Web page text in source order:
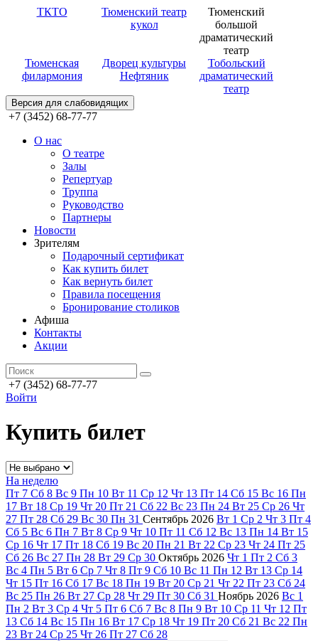
ТКТО
Тюменский театр
кукол
Тюменский
большой
драматический
театр
Тюменская
филармония
Дворец культуры
Нефтяник
Тобольский
драматический
театр
Версия для слабовидящих
+7 (3452) 68-77-77
О нас
О театре
Залы
Репертуар
Труппа
Руководство
Партнеры
Новости
Зрителям
Подарочный сертификат
Как купить билет
Как вернуть билет
Правила посещения
Бронирование столиков
Афиша
Контакты
Акции
+7 (3452) 68-77-77
Войти
Купить билет
На неделю
Пт 7 Сб 8 Вс 9 Пн 10 Вт 11 Ср 12 Чт 13 Пт 14 Сб 15 Вс 16 Пн
17 Вт 18 Ср 19 Чт 20 Пт 21 Сб 22 Вс 23 Пн 24 Вт 25 Ср 26 Чт
27 Пт 28 Сб 29 Вс 30 Пн 31 Сентябрь 2026 Вт 1 Ср 2 Чт 3 Пт 4
Сб 5 Вс 6 Пн 7 Вт 8 Ср 9 Чт 10 Пт 11 Сб 12 Вс 13 Пн 14 Вт 15
Ср 16 Чт 17 Пт 18 Сб 19 Вс 20 Пн 21 Вт 22 Ср 23 Чт 24 Пт 25
Сб 26 Вс 27 Пн 28 Вт 29 Ср 30 Октябрь 2026 Чт 1 Пт 2 Сб 3
Вс 4 Пн 5 Вт 6 Ср 7 Чт 8 Пт 9 Сб 10 Вс 11 Пн 12 Вт 13 Ср 14
Чт 15 Пт 16 Сб 17 Вс 18 Пн 19 Вт 20 Ср 21 Чт 22 Пт 23 Сб 24
Вс 25 Пн 26 Вт 27 Ср 28 Чт 29 Пт 30 Сб 31 Ноябрь 2026 Вс 1
Пн 2 Вт 3 Ср 4 Чт 5 Пт 6 Сб 7 Вс 8 Пн 9 Вт 10 Ср 11 Чт 12 Пт
13 Сб 14 Вс 15 Пн 16 Вт 17 Ср 18 Чт 19 Пт 20 Сб 21 Вс 22 Пн
23 Вт 24 Ср 25 Чт 26 Пт 27 Сб 28